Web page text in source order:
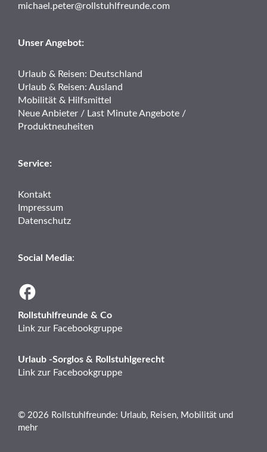
michael.peter@rollstuhlfreunde.com
Unser Angebot:
Urlaub & Reisen: Deutschland
Urlaub & Reisen: Ausland
Mobilität & Hilfsmittel
Neue Anbieter / Last Minute Angebote /
Produktneuheiten
Service:
Kontakt
Impressum
Datenschutz
Social Media:
Rollstuhlfreunde & Co
Link zur Facebookgruppe
Urlaub -Sorglos & Rollstuhlgerecht
Link zur Facebookgruppe
© 2026 Rollstuhlfreunde: Urlaub, Reisen, Mobilität und
mehr